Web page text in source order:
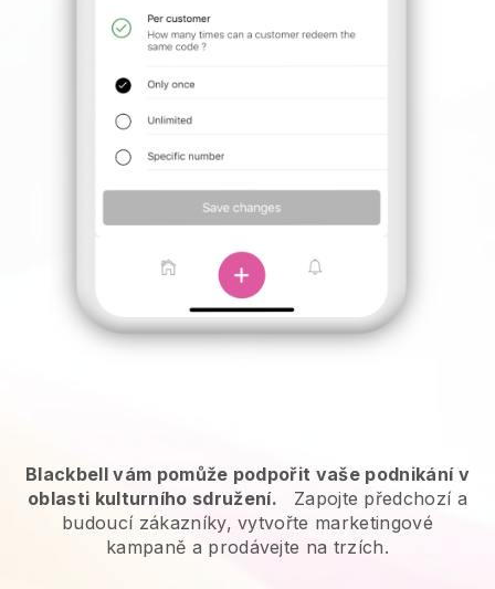
Blackbell vám pomůže podpořit vaše podnikání v
oblasti kulturního sdružení.
Zapojte předchozí a
budoucí zákazníky, vytvořte marketingové
kampaně a prodávejte na trzích.